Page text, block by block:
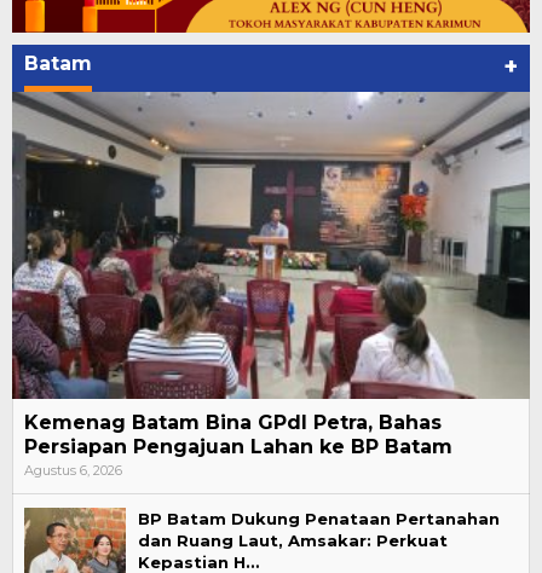
Batam +
Kemenag Batam Bina GPdI Petra, Bahas
Persiapan Pengajuan Lahan ke BP Batam
Agustus 6, 2026
BP Batam Dukung Penataan Pertanahan
dan Ruang Laut, Amsakar: Perkuat
Kepastian H…